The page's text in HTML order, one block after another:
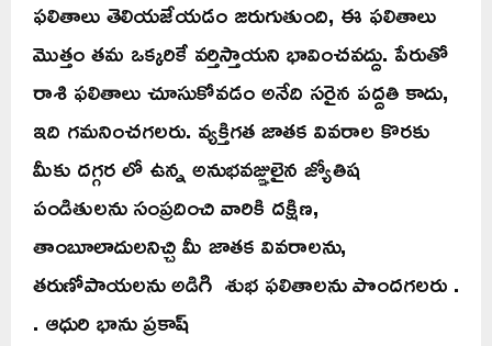
ఫలితాలు తెలియజేయడం జరుగుతుంది, ఈ ఫలితాలు
మొత్తం తమ ఒక్కరికే వర్తిస్తాయని భావించవద్దు. పేరుతో
రాశి ఫలితాలు చూసుకోవడం అనేది సరైన పద్దతి కాదు,
ఇది గమనించగలరు. వ్యక్తిగత జాతక వివరాల కొరకు
మీకు దగ్గర లో ఉన్న అనుభవజ్ఞులైన జ్యోతిష
పండితులను సంప్రదించి వారికి దక్షిణ,
తాంబూలాదులనిచ్చి మీ జాతక వివరాలను,
తరుణోపాయలను అడిగి శుభ ఫలితాలను పొందగలరు .
. ఆధురి భాను ప్రకాష్